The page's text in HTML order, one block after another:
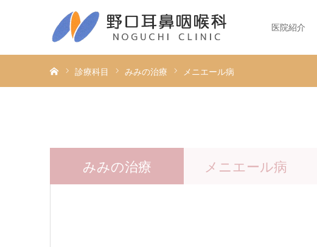
医院紹介
診療科目 みみの治療 メニエール病
みみの治療 メニエール病